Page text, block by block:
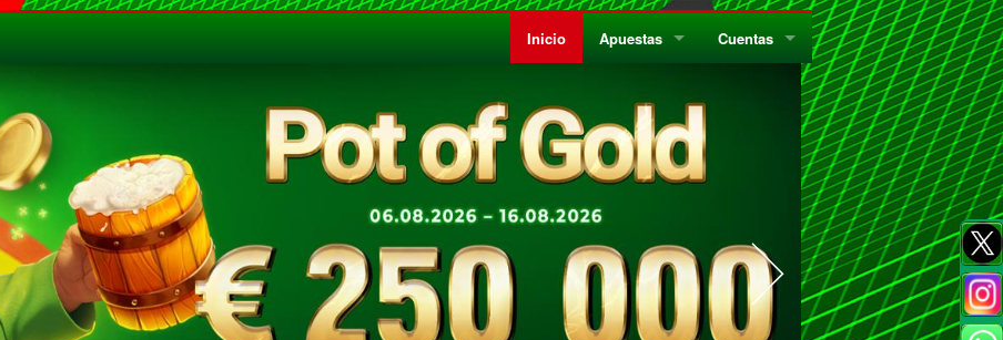
Inicio Apuestas
¿Qué es el Sistema Parley?
Privacidad
Como Jugar Bingo
Cuentas
Preguntas Frecuentes
Reglas Generales